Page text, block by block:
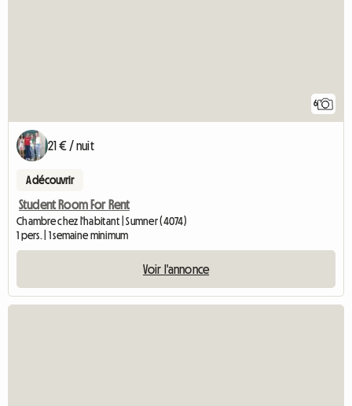
6
21 € / nuit
A découvrir
Student Room For Rent
Chambre chez l'habitant | Sumner (4074)
1 pers. | 1 semaine minimum
Voir l'annonce